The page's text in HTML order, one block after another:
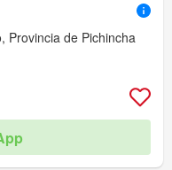
Provincia de Pichincha